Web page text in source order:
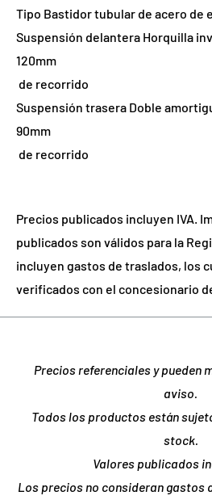
Tipo Bastidor tubular de acero de
Suspensión delantera Horquilla
120mm
de recorrido
Suspensión trasera Doble
90mm
de recorrido
Precios publicados incluyen IVA.
publicados son válidos para la
incluyen gastos de traslados, los
verificados con el concesionario
Precios referenciales y pueden
aviso.
Todos los productos están
stock.
Valores publicados
Los precios no consideran gastos